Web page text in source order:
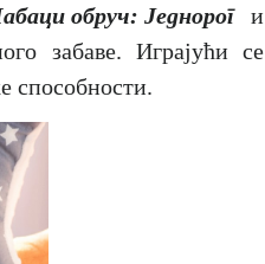
обруч: Једнороги
забаве. Играјући се
способности.